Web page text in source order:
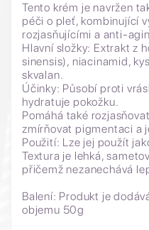
Tento krém je navržen
péči o pleť, kombinující
rozjasňujícími a anti-
Hlavní složky: Extrakt z
sinensis), niacinamid,
skvalan.
Účinky: Působí proti
hydratuje pokožku.
Pomáhá také
zmírňovat pigmentaci a
Použití: Lze jej použít
Textura je lehká,
přičemž nezanechává
Balení: Produkt je
objemu 50g